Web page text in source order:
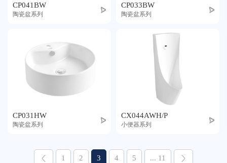
CP041BW
陶瓷盆系列
CP033BW
陶瓷盆系列
CP031HW
陶瓷盆系列
CX044AWH/P
小便器系列
1 2 3 4 5 ... 11